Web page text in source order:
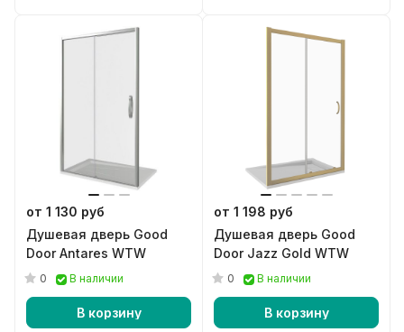
от 1 130 руб
Душевая дверь Good
Door Antares WTW
0 В наличии
В корзину
от 1 198 руб
Душевая дверь Good
Door Jazz Gold WTW
0 В наличии
В корзину